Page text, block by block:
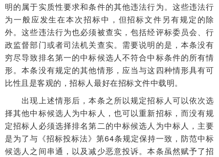
明的属于实质性要求和条件的其他违法行为。这些违法行
为一般应发生在本次招标中，但招标文件另有规定的除
外。这些违法行为也必须被查实，包括经评标委员会、行
政监督部门或者司法机关查实。需要说明的是，本条没有
穷尽导致排名第一的中标候选人不符合中标条件的所有情
形。本条没有规定的其他情形，应当与这四种情形具有可
比性且是客观的，招标人最好在招标文件中载明。
出现上述情形后，本条之所以规定招标人可以依次选
择其他中标候选人为中标人，也可以重新招标 ，而没有规
定招标人必须选择排名第二的中标候选人为中标人，主要
是为了与《招标投标法》第64条规定保持一致，防范中标
候选人之间串通，以及减少恶意投诉。本条虽然赋予了招